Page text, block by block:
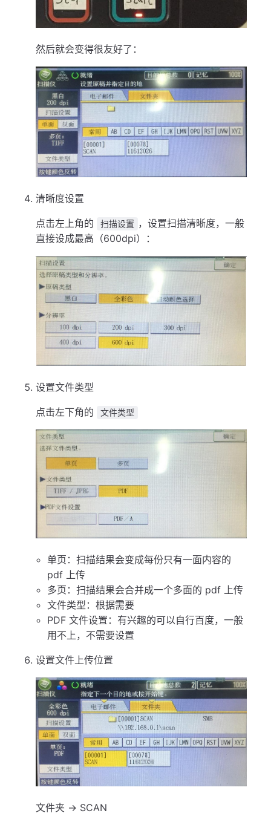
然后就会变得很友好了：
清晰度设置
点击左上角的 扫描设置 ，设置扫描清晰度，一般
直接设成最高（600dpi）：
设置文件类型
点击左下角的 文件类型
单页：扫描结果会变成每份只有一面内容的
pdf 上传
多页：扫描结果会合并成一个多面的 pdf 上传
文件类型：根据需要
PDF 文件设置：有兴趣的可以自行百度，一般
用不上，不需要设置
设置文件上传位置
文件夹 → SCAN